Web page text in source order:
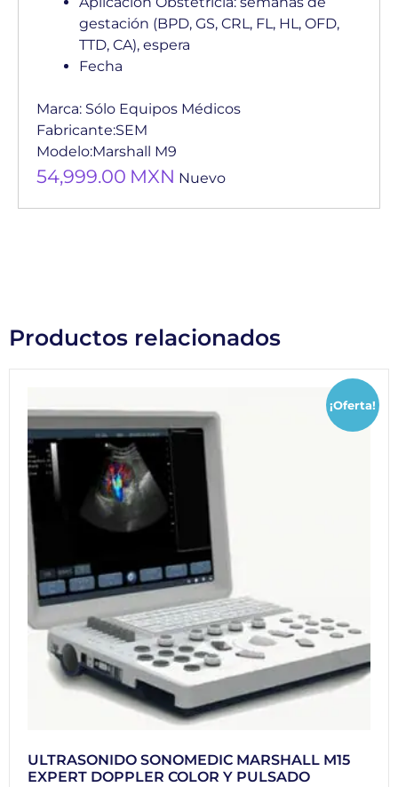
gestación (BPD, GS, CRL, FL, HL, OFD,
TTD, CA), espera
Fecha
Marca: Sólo Equipos Médicos
Fabricante:SEM
Modelo:Marshall M9
54,999.00 MXN Nuevo
Productos relacionados
¡Oferta!
ULTRASONIDO SONOMEDIC MARSHALL M15
EXPERT DOPPLER COLOR Y PULSADO